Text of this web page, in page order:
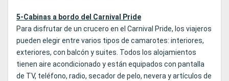
5-Cabinas a bordo del Carnival Pride
Para disfrutar de un crucero en el Carnival Pride, los viajeros
pueden elegir entre varios tipos de camarotes: interiores,
exteriores, con balcón y suites. Todos los alojamientos
tienen aire acondicionado y están equipados con pantalla
de TV, teléfono, radio, secador de pelo, nevera y artículos de